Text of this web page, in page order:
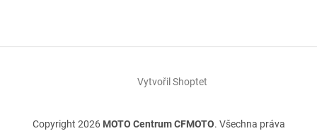
Vytvořil Shoptet
Copyright 2026 MOTO Centrum CFMOTO. Všechna práva